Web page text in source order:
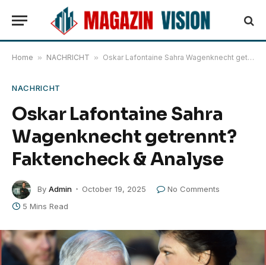
Home » NACHRICHT » Oskar Lafontaine Sahra Wagenknecht getrennt? Faktencheck & Analyse
NACHRICHT
Oskar Lafontaine Sahra
Wagenknecht getrennt?
Faktencheck & Analyse
By Admin October 19, 2025
No Comments
5 Mins Read